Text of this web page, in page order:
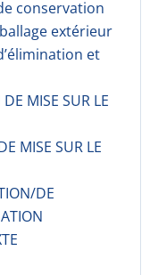
conservation
extérieur
et
MISE SUR LE
MISE SUR LE
DE